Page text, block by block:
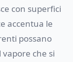
con superfici
accentua le
possano
che si